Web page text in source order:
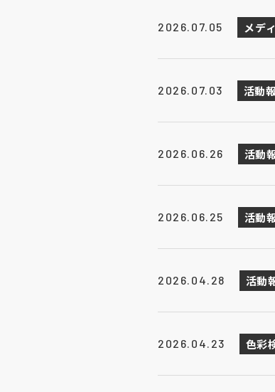
2026.07.05 メデ
2026.07.03 活動
2026.06.26 活動
2026.06.25 活動
2026.04.28 活動
2026.04.23 色彩